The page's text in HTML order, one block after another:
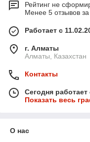
Рейтинг не
Менее 5 отзывов
Работает с
г. Алматы
Алматы, Казахстан
Контакты
Сегодня
Показать весь
О нас